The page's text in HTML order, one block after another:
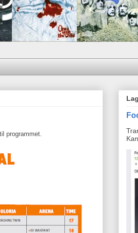
programmet.